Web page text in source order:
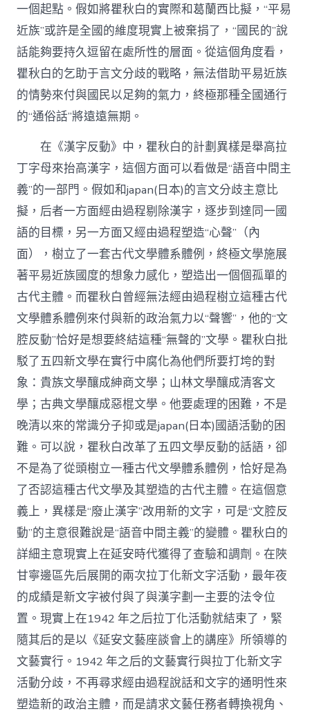
一個起點。假如將瞿秋白的實際和葛蘭西比擬，“平易
近族”或許是全國的維度現實上被棄捐了，“國民的”說
話能夠要持久逗留在處所性的層面。從這個角度看，
瞿秋白的乞助于言文分歧的戰略，無法借助平易近族
的情勢來付與國民以足夠的氣力，終極那種全國通行
的“通俗話”將遠遠無期。
在《漢字反動》中，瞿秋白的計劃異樣是舉高拉
丁字母來抬高漢字，這個方面可以看做是“語音中間主
義”的一部門。假如和japan(日本)的言文分歧主意比
擬，后者一方面經由過程剔除漢字，逐步到達同一國
語的目標，另一方面又經由過程塑造“心聲”（內
面），樹立了一套古代文學體系體例，終極文學施展
著平易近族國度的想象力感化，塑造出一個個孤單的
古代主體。而瞿秋白曾經無法經由過程樹立這種古代
文學體系體例來付與新的政治氣力以“聲響”，他的“文
腔反動”恰好是想要終結這種“無聲的”文學。瞿秋白批
駁了五四新文學在實行中腐化為他們所要打垮的對
象：貴族文學釀成紳商文學；山林文學釀成清客文
學；古典文學釀成惡棍文學。他要處理的困難，不是
晚清以來的常識分子抑或是japan(日本)國語活動的困
難。可以說，瞿秋白改革了五四文學反動的話語，卻
不是為了從頭樹立一種古代文學體系體例，恰好是為
了否認這種古代文學及其塑造的古代主體。在這個意
義上，異樣是“廢止漢字”改用新的文字，可是“文腔反
動”的主意很難說是“語音中間主義”的變體。瞿秋白的
詳細主意現實上在延安時代獲得了查驗和調劑。在陜
甘寧邊區先后展開的兩次拉丁化新文字活動，最年夜
的成績是新文字被付與了與漢字劃一主要的法令位
置。現實上在1942 年之后拉丁化活動就結束了，緊
隨其后的是以《延安文藝座談會上的講座》所領導的
文藝實行。1942 年之后的文藝實行與拉丁化新文字
活動分歧，不再尋求經由過程說話和文字的通明性來
塑造新的政治主體，而是請求文藝任務者轉換視角、